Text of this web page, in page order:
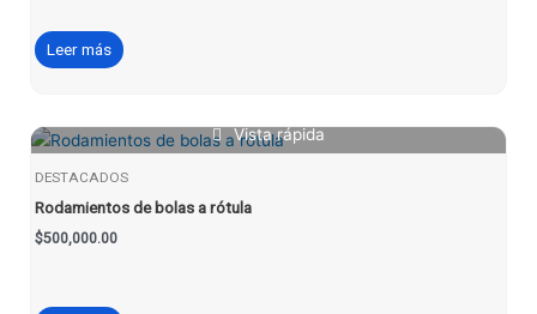
Leer más
Vista rápida
DESTACADOS
Rodamientos de bolas a rótula
$500,000.00